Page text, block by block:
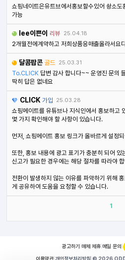
쇼핑네이트은유트브에서홍보할수있어 솽소
가능
lee이쁜이 리뷰 25.04.18
2개월전에계약하고 저희상품응매출올라서요
달콤팝콘 골드 25.03.31
To.CLICK 답변 감사 합니다~~ 운영진 문의
딱히 답은 없네요
CLICK 가입 25.03.28
쇼핑메이트를 유튜브나 지식인에서 홍보하고
몇 가지 확인해야 할 사항이 있습니다.
먼저, 쇼핑메이트 홍보 링크가 올바르게 설정
또한, 홍보 내용에 광고 표기가 충분히 되어 있
신고가 필요한 경우에는 해당 절차를 따라야
전환이 발생하지 않는 이유를 파악하기 위해
게 공유하여 도움을 요청할 수 있습니다.
1
광고하기 매체 제휴 메일 문의 |
이용약관 개인정보처리방침 © 2026